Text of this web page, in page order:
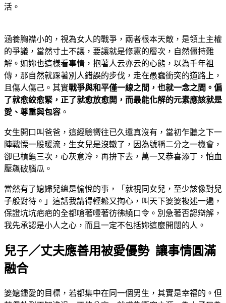
活。
涵養胸襟小的，視為女人的戰爭，兩者根本天敵，是領土主權
的爭議，當然寸土不讓，要讓就是修憲的層次，自然僵持難
解。如妳也這樣看事情，抱著人云亦云的心態，以為千年祖
傳，那自然就踩著別人錯誤的步伐，走在愚蠢衝突的道路上，
且傷人傷己。其實戰爭與和平僅一線之間，也就一念之間。偏
了就愈絞愈緊，正了就愈放愈開，而最能化解的元素應該就是
愛、尊重與包容 。
女生開口叫爸爸，這經驗嚮往已久還真沒有，當初乍聽之下一
陣戰慄一股暖流，生女兒是沒轍了，因為號稱二分之一機會，
卻已槓龜三次，心灰意冷，再拚下去，萬一又恭喜添丁，怕血
壓飆破腦瓜。
當然有了媳婦兒總是愉悅的事，「就視同女兒，至少該像對兒
子般對待。」這話我講得輕鬆又掏心，叫天下婆婆複述一遍，
保證坑坑疤疤的全都嗆著噎著彷彿繞口令。別急著否認辯解，
我先承認是小人之心，而且一定不包括妳這麼開闊的人。
兒子／丈夫應善用被愛優勢 讓事情圓滿
融合
婆媳鍾愛的目標，若都集中在同一個男生，其實是幸福的。但